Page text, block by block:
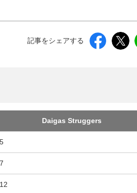
記事をシェアする
Daigas Struggers
5
7
12